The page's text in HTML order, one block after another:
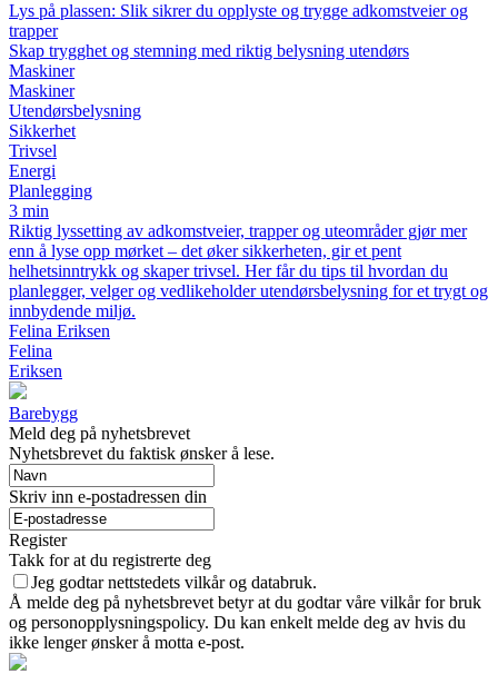
Lys på plassen: Slik sikrer du opplyste og trygge adkomstveier og
trapper
Skap trygghet og stemning med riktig belysning utendørs
Maskiner
Maskiner
Utendørsbelysning
Sikkerhet
Trivsel
Energi
Planlegging
3 min
Riktig lyssetting av adkomstveier, trapper og uteområder gjør mer
enn å lyse opp mørket – det øker sikkerheten, gir et pent
helhetsinntrykk og skaper trivsel. Her får du tips til hvordan du
planlegger, velger og vedlikeholder utendørsbelysning for et trygt og
innbydende miljø.
Felina Eriksen
Felina
Eriksen
Barebygg
Meld deg på nyhetsbrevet
Nyhetsbrevet du faktisk ønsker å lese.
Skriv inn e-postadressen din
Register
Takk for at du registrerte deg
Jeg godtar nettstedets vilkår og databruk.
Å melde deg på nyhetsbrevet betyr at du godtar våre vilkår for bruk
og personopplysningspolicy. Du kan enkelt melde deg av hvis du
ikke lenger ønsker å motta e-post.